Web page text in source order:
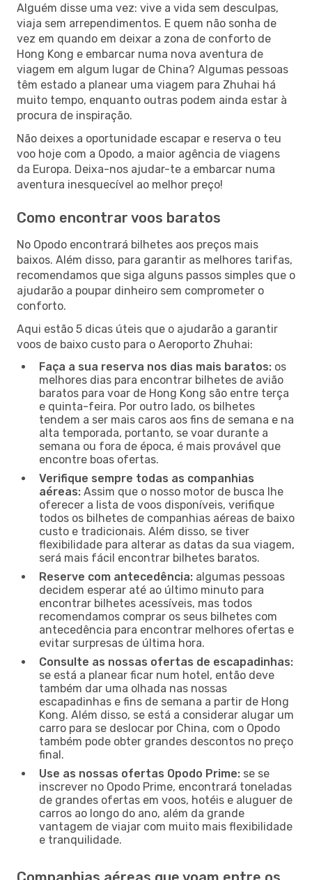
Alguém disse uma vez: vive a vida sem desculpas,
viaja sem arrependimentos. E quem não sonha de
vez em quando em deixar a zona de conforto de
Hong Kong e embarcar numa nova aventura de
viagem em algum lugar de China? Algumas pessoas
têm estado a planear uma viagem para Zhuhai há
muito tempo, enquanto outras podem ainda estar à
procura de inspiração.
Não deixes a oportunidade escapar e reserva o teu
voo hoje com a Opodo, a maior agência de viagens
da Europa. Deixa-nos ajudar-te a embarcar numa
aventura inesquecível ao melhor preço!
Como encontrar voos baratos
No Opodo encontrará bilhetes aos preços mais
baixos. Além disso, para garantir as melhores tarifas,
recomendamos que siga alguns passos simples que o
ajudarão a poupar dinheiro sem comprometer o
conforto.
Aqui estão 5 dicas úteis que o ajudarão a garantir
voos de baixo custo para o Aeroporto Zhuhai:
Faça a sua reserva nos dias mais baratos: os
melhores dias para encontrar bilhetes de avião
baratos para voar de Hong Kong são entre terça
e quinta-feira. Por outro lado, os bilhetes
tendem a ser mais caros aos fins de semana e na
alta temporada, portanto, se voar durante a
semana ou fora de época, é mais provável que
encontre boas ofertas.
Verifique sempre todas as companhias
aéreas: Assim que o nosso motor de busca lhe
oferecer a lista de voos disponíveis, verifique
todos os bilhetes de companhias aéreas de baixo
custo e tradicionais. Além disso, se tiver
flexibilidade para alterar as datas da sua viagem,
será mais fácil encontrar bilhetes baratos.
Reserve com antecedência: algumas pessoas
decidem esperar até ao último minuto para
encontrar bilhetes acessíveis, mas todos
recomendamos comprar os seus bilhetes com
antecedência para encontrar melhores ofertas e
evitar surpresas de última hora.
Consulte as nossas ofertas de escapadinhas:
se está a planear ficar num hotel, então deve
também dar uma olhada nas nossas
escapadinhas e fins de semana a partir de Hong
Kong. Além disso, se está a considerar alugar um
carro para se deslocar por China, com o Opodo
também pode obter grandes descontos no preço
final.
Use as nossas ofertas Opodo Prime: se se
inscrever no Opodo Prime, encontrará toneladas
de grandes ofertas em voos, hotéis e aluguer de
carros ao longo do ano, além da grande
vantagem de viajar com muito mais flexibilidade
e tranquilidade.